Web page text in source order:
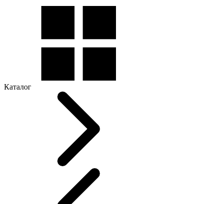
Каталог